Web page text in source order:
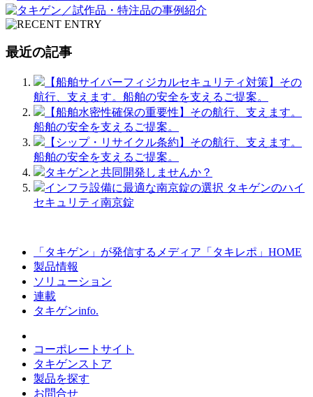
最近の記事
【船舶サイバーフィジカルセキュリティ対策】その
航行、支えます。船舶の安全を支えるご提案。
【船舶水密性確保の重要性】その航行、支えます。
船舶の安全を支えるご提案。
【シップ・リサイクル条約】その航行、支えます。
船舶の安全を支えるご提案。
タキゲンと共同開発しませんか？
インフラ設備に最適な南京錠の選択 タキゲンのハイ
セキュリティ南京錠
「タキゲン」が発信するメディア「タキレポ」HOME
製品情報
ソリューション
連載
タキゲンinfo.
コーポレートサイト
タキゲンストア
製品を探す
お問合せ